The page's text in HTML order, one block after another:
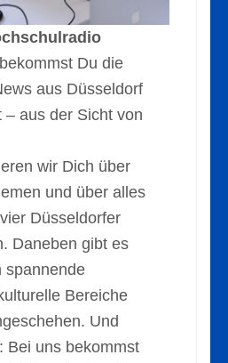
bekommst Du die
aus Düsseldorf
– aus der Sicht von
wir Dich über
und über alles
Düsseldorfer
Daneben gibt es
spannende
Bereiche
Und
Bei uns bekommst